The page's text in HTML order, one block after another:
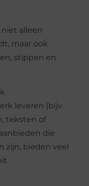
niet alleen
maar ook
stippen en
leveren (bijv.
teksten of
die
zijn, bieden veel